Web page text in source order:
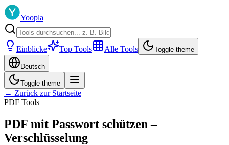
Yoopla
Einblicke Top Tools Alle Tools Toggle theme
Deutsch
Toggle theme
← Zurück zur Startseite
PDF Tools
PDF mit Passwort schützen –
Verschlüsselung